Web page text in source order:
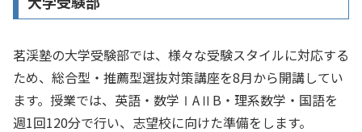
茗渓塾の大学受験部では、様々な受験スタイルに対応する
ため、総合型・推薦型選抜対策講座を8月から開講してい
ます。授業では、英語・数学ⅠAⅡB・理系数学・国語を
週1回120分で行い、志望校に向けた準備をします。